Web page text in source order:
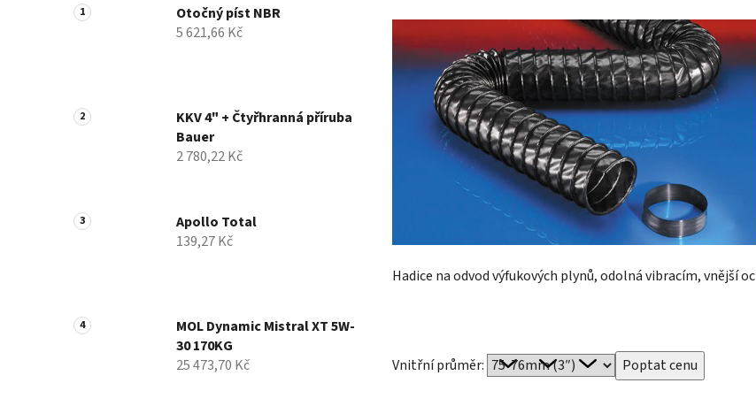
t
n
n
e
Otočný píst NBR
5 621,66 Kč
KKV 4" + Čtyřhranná příruba
Bauer
2 780,22 Kč
Apollo Total
139,27 Kč
MOL Dynamic Mistral XT 5W-
30 170KG
25 473,70 Kč
Hadice na odvod výfukových plynů, odolná vibracím, vnější
Vnitřní průměr: